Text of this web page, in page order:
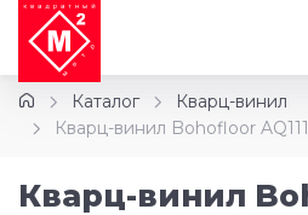
Каталог
Кварц-винил
Кварц-винил Bohofloor
Кварц-винил